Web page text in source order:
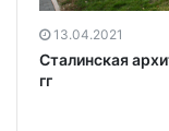
13.04.2021
Сталинская
гг